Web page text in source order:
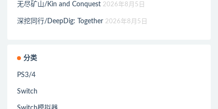
无尽矿山/Kin and Conquest 2026年8月5日
深挖同行/DeepDig: Together 2026年8月5日
分类
PS3/4
Switch